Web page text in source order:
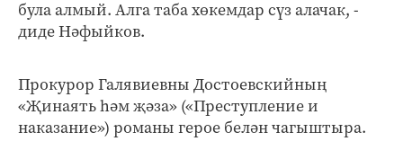
була алмый. Алга таба хөкемдар сүз алачак, -
диде Нәфыйков.
Прокурор Галявиевны Достоевскийның
«Җинаять һәм җәза» («Преступление и
наказание») романы герое белән чагыштыра.